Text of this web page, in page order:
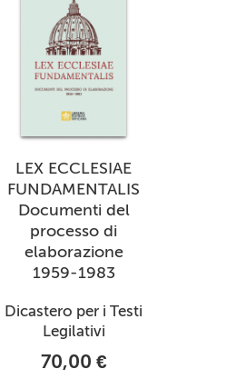
LEX ECCLESIAE
FUNDAMENTALIS
Documenti del
processo di
elaborazione
1959-1983
Dicastero per i Testi
Legilativi
70,00 €